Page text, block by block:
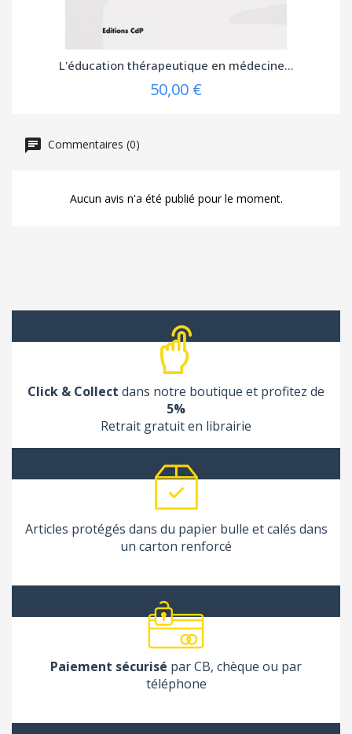
L'éducation thérapeutique en médecine...
50,00 €
Commentaires (0)
Aucun avis n'a été publié pour le moment.
Click & Collect dans notre boutique et profitez de
5%
Retrait gratuit en librairie
Articles protégés dans du papier bulle et calés dans
un carton renforcé
Paiement sécurisé par CB, chèque ou par
téléphone